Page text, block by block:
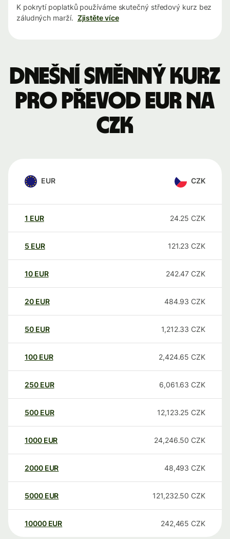
K pokrytí poplatků používáme skutečný středový kurz bez
záludných marží. Zjistěte více
Dnešní směnný kurz
pro převod EUR na
CZK
EUR CZK
1 EUR 24.25 CZK
5 EUR 121.23 CZK
10 EUR 242.47 CZK
20 EUR 484.93 CZK
50 EUR 1,212.33 CZK
100 EUR 2,424.65 CZK
250 EUR 6,061.63 CZK
500 EUR 12,123.25 CZK
1000 EUR 24,246.50 CZK
2000 EUR 48,493 CZK
5000 EUR 121,232.50 CZK
10000 EUR 242,465 CZK